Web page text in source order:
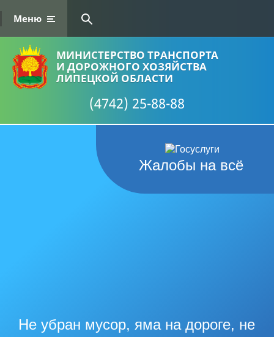
Меню
МИНИСТЕРСТВО ТРАНСПОРТА
И ДОРОЖНОГО ХОЗЯЙСТВА
ЛИПЕЦКОЙ ОБЛАСТИ
(4742) 25-88-88
Жалобы на всё
Не убран мусор, яма на дороге, не